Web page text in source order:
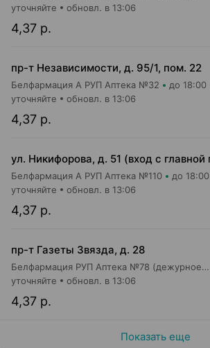
4,37 р.
уточняйте обновл. в 13:06
пр-т Независимости, д. 95/1, пом. 22
Белфармация А РУП Аптека №32 до 18:00
4,37 р.
уточняйте обновл. в 13:06
Белфармация А РУП Аптека №110 до 18:00
4,37 р.
уточняйте обновл. в 13:06
пр-т Газеты Звязда, д. 28
Белфармация РУП Аптека №78 (дежурное отделение)
4,37 р.
уточняйте обновл. в 13:06
Показать еще